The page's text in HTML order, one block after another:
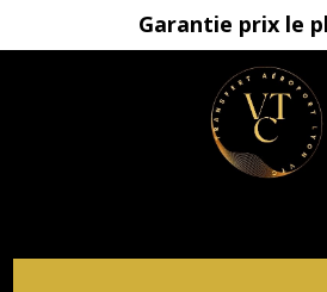
Garantie prix le